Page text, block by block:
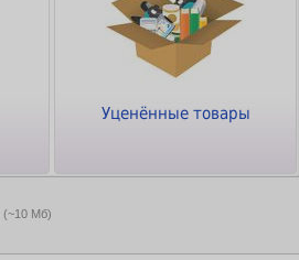
Уценённые товары
(~10 Мб)